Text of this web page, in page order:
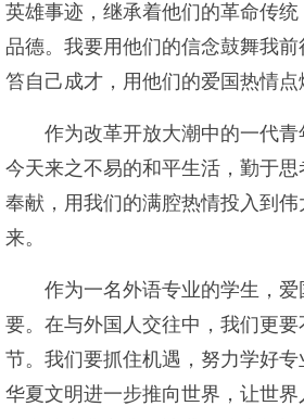
英雄事迹，继承着他们的革命传
品德。我要用他们的信念鼓舞我
笞自己成才，用他们的爱国热情点
作为改革开放大潮中的一代
今天来之不易的和平生活，勤于
奉献，用我们的满腔热情投入到
来。
作为一名外语专业的学生，
要。在与外国人交往中，我们更
节。我们要抓住机遇，努力学好
华夏文明进一步推向世界，让世